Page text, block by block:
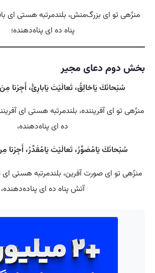
منزّهی تو ای بزرگ‌منش، بلندمرتبه هستی‌ ای
پناه ده ای پناه‌دهنده؛
بخش دوم دعای مجیر
سُبْحانَكَ يَاخالِقُ، تَعالَيْتَ يَابارِئُ، أَجِرْنا مِنَ
منزّهی تو ای آفریننده، بلندمرتبه هستی‌ ای
ده ای پناه‌دهنده،
سُبْحانَكَ يَامُصَوِّرُ، تَعالَيْتَ يَامُقَدِّرُ، أَجِرْنا
منزّهی تو ای صورت آفرین، بلندمرتبه هستی‌ ای
آتش پناه ده ای پناده‌دهنده،